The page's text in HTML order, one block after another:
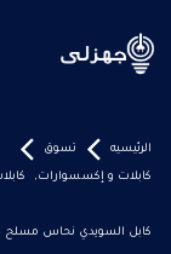
الرئيسيه تسوق
كابلات و إكسسوارات,
كابل السويدي نحاس مسلح 4 طرف